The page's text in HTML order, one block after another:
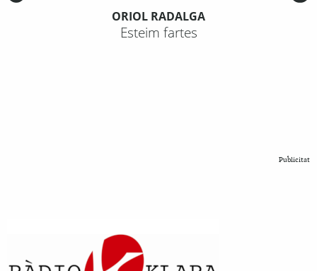
ORIOL RADALGA
Esteim fartes
Publicitat